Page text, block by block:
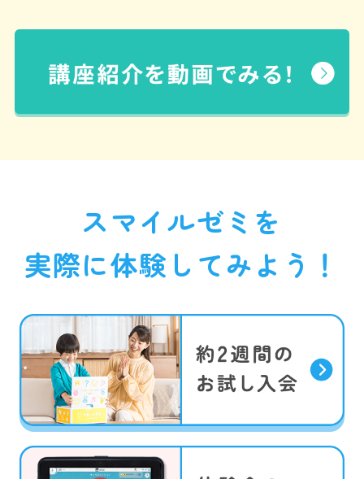
スマイルゼミを
実際に体験してみよう！